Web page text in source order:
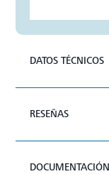
DATOS TÉCNICOS
RESEÑAS
DOCUMENTACIÓN